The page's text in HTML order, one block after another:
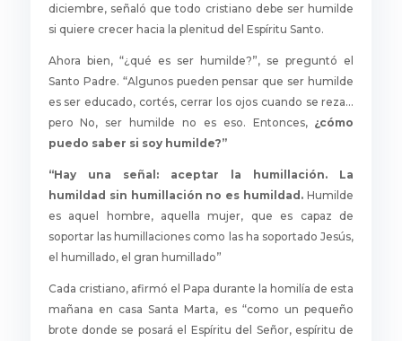
diciembre, señaló que todo cristiano debe ser humilde
si quiere crecer hacia la plenitud del Espíritu Santo.
Ahora bien, “¿qué es ser humilde?”, se preguntó el
Santo Padre. “Algunos pueden pensar que ser humilde
es ser educado, cortés, cerrar los ojos cuando se reza…
pero No, ser humilde no es eso. Entonces, ¿cómo
puedo saber si soy humilde?”
“Hay una señal: aceptar la humillación. La
humildad sin humillación no es humildad. Humilde
es aquel hombre, aquella mujer, que es capaz de
soportar las humillaciones como las ha soportado Jesús,
el humillado, el gran humillado”
Cada cristiano, afirmó el Papa durante la homilía de esta
mañana en casa Santa Marta, es “como un pequeño
brote donde se posará el Espíritu del Señor, espíritu de